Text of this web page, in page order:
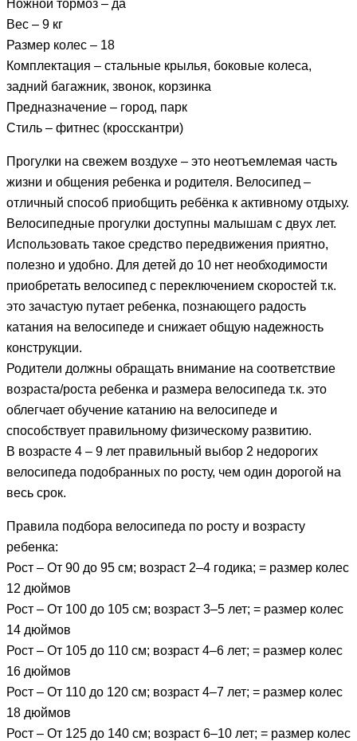
Ножной тормоз – да
Вес – 9 кг
Размер колес – 18
Комплектация – стальные крылья, боковые колеса,
задний багажник, звонок, корзинка
Предназначение – город, парк
Стиль – фитнес (кросскантри)
Прогулки на свежем воздухе – это неотъемлемая часть
жизни и общения ребенка и родителя. Велосипед –
отличный способ приобщить ребёнка к активному отдыху.
Велосипедные прогулки доступны малышам с двух лет.
Использовать такое средство передвижения приятно,
полезно и удобно. Для детей до 10 нет необходимости
приобретать велосипед с переключением скоростей т.к.
это зачастую путает ребенка, познающего радость
катания на велосипеде и снижает общую надежность
конструкции.
Родители должны обращать внимание на соответствие
возраста/роста ребенка и размера велосипеда т.к. это
облегчает обучение катанию на велосипеде и
способствует правильному физическому развитию.
В возрасте 4 – 9 лет правильный выбор 2 недорогих
велосипеда подобранных по росту, чем один дорогой на
весь срок.
Правила подбора велосипеда по росту и возрасту
ребенка:
Рост – От 90 до 95 см; возраст 2–4 годика; = размер колес
12 дюймов
Рост – От 100 до 105 см; возраст 3–5 лет; = размер колес
14 дюймов
Рост – От 105 до 110 см; возраст 4–6 лет; = размер колес
16 дюймов
Рост – От 110 до 120 см; возраст 4–7 лет; = размер колес
18 дюймов
Рост – От 125 до 140 см; возраст 6–10 лет; = размер колес